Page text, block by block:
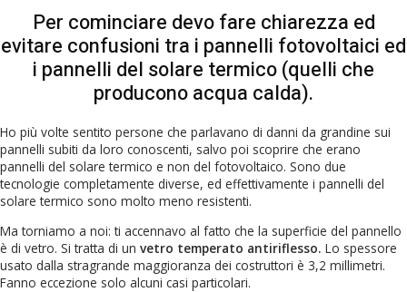
Per cominciare devo fare chiarezza ed
evitare confusioni tra i pannelli fotovoltaici ed
i pannelli del solare termico (quelli che
producono acqua calda).
Ho più volte sentito persone che parlavano di danni da grandine sui
pannelli subiti da loro conoscenti, salvo poi scoprire che erano
pannelli del solare termico e non del fotovoltaico. Sono due
tecnologie completamente diverse, ed effettivamente i pannelli del
solare termico sono molto meno resistenti.
Ma torniamo a noi: ti accennavo al fatto che la superficie del pannello
è di vetro. Si tratta di un vetro temperato antiriflesso. Lo spessore
usato dalla stragrande maggioranza dei costruttori è 3,2 millimetri.
Fanno eccezione solo alcuni casi particolari.